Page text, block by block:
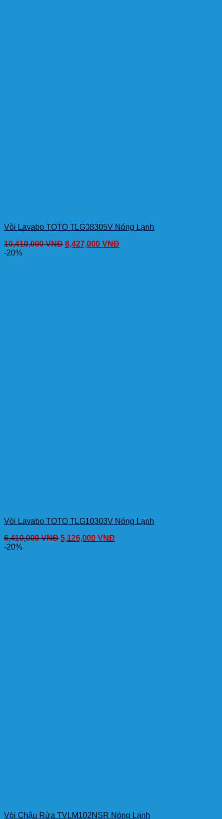
Vòi Lavabo TOTO TLG08305V Nóng Lạnh
10,410,000VNĐ 8,427,000 VNĐ
-20%
Vòi Lavabo TOTO TLG10303V Nóng Lạnh
6,410,000VNĐ 5,126,000 VNĐ
-20%
Vòi Chậu Rửa TVLM102NSR Nóng Lạnh